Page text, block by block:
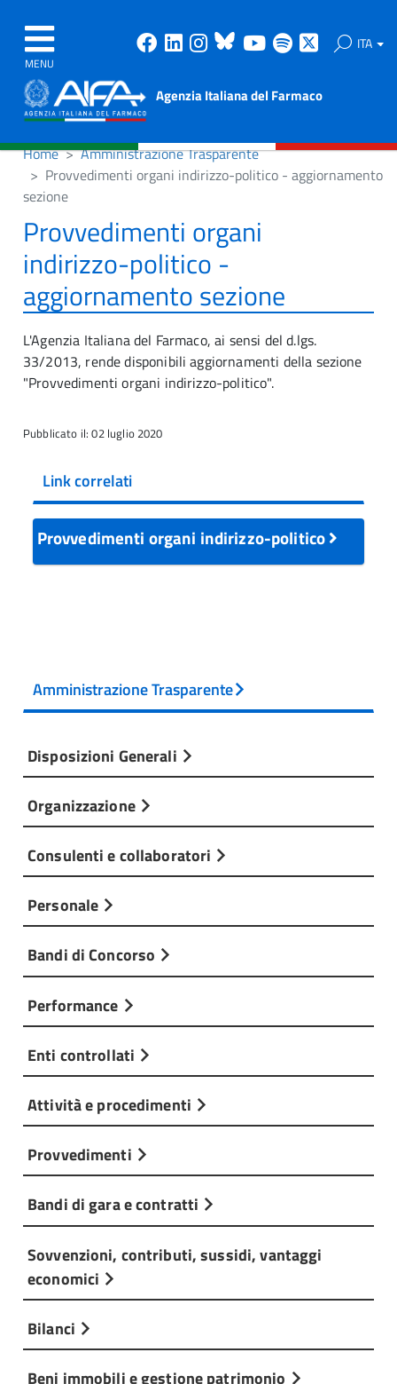
MENU
Facebook
Linkedin
Instagram
Bluesky
Youtube
Spotify ITA
Agenzia Italiana del Farmaco
Home
Amministrazione Trasparente
Provvedimenti organi indirizzo-politico - aggiornamento
sezione
Provvedimenti organi
indirizzo-politico -
aggiornamento sezione
L'Agenzia Italiana del Farmaco, ai sensi del d.lgs.
33/2013, rende disponibili aggiornamenti della sezione
"Provvedimenti organi indirizzo-politico".
Pubblicato il: 02 luglio 2020
Link correlati
Provvedimenti organi indirizzo-politico
Amministrazione Trasparente
Disposizioni Generali
Organizzazione
Consulenti e collaboratori
Personale
Bandi di Concorso
Performance
Enti controllati
Attività e procedimenti
Provvedimenti
Bandi di gara e contratti
Sovvenzioni, contributi, sussidi, vantaggi
economici
Bilanci
Beni immobili e gestione patrimonio